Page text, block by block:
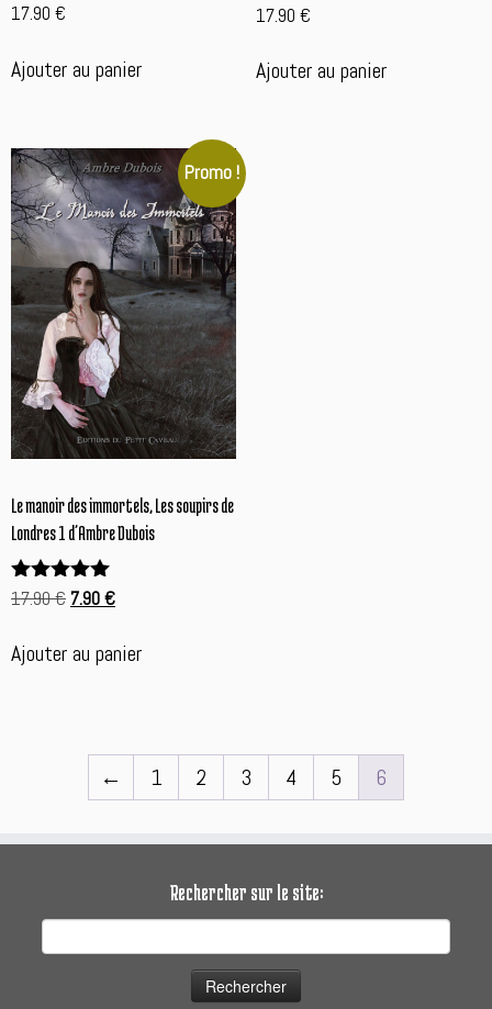
17.90 €
Ajouter au panier
17.90 €
Ajouter au panier
Promo !
Le manoir des immortels, Les soupirs de
Londres 1 d’Ambre Dubois
Note
17.90€Le
initial
était :
7.90€Le
actuel
est :
Ajouter au panier
← 1 2 3 4 5 6
Rechercher sur le site: